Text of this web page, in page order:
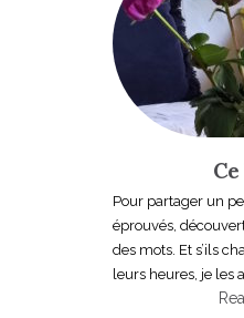
Pour partager un
éprouvés,
des mots. Et s’ils
leurs heures, je les